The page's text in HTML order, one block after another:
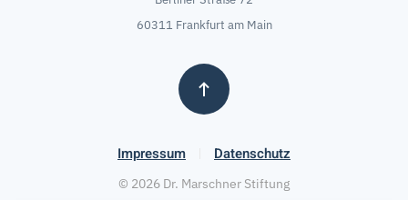
60311 Frankfurt am Main
Impressum Datenschutz
© 2026 Dr. Marschner Stiftung